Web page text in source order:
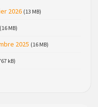
de Saint Just, ses
agricoles le 22 avril
2026 (13 MB)
(16 MB)
2025 (16 MB)
kB)